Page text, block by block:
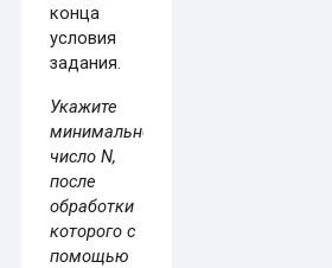
конца
условия
задания.
Укажите
минимальное
число N,
после
обработки
которого с
помощью